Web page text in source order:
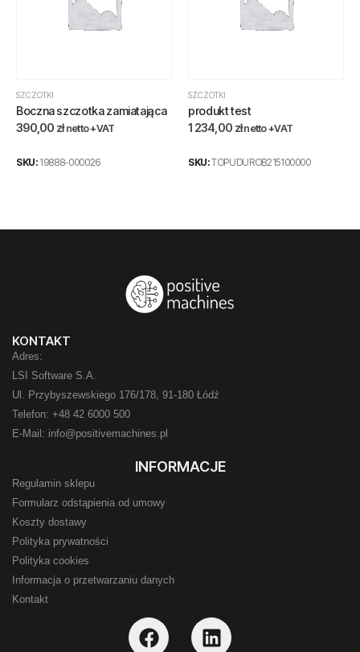
SZCZOTKI
Boczna szczotka zamiatająca
390,00 zł netto +VAT
SKU: 19888-000026
SZCZOTKI
produkt test
1 234,00 złnetto +VAT
SKU:TOPUDUROB215100000
KONTAKT
Adres:
LSI Software S.A.
Ul. Przybyszewskiego 176/178, 91-180 Łódź
Telefon: +48 42 6000 500
E-Mail: info@positivemachines.pl
INFORMACJE
Regulamin sklepu
Formularz odstąpienia od umowy
Koszty dostawy
Polityka prywatności
Polityka cookies
Informacja o przetwarzaniu danych
Kontakt